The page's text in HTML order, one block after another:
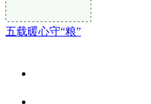
五载暖心守“粮”